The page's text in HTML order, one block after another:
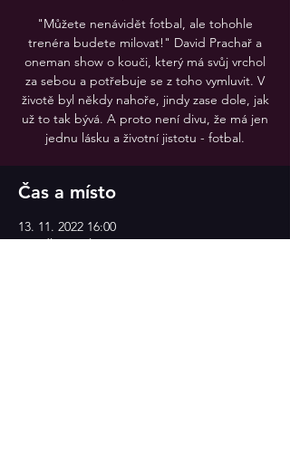
"Můžete nenávidět fotbal, ale tohohle
trenéra budete milovat!" David Prachař a
oneman show o kouči, který má svůj vrchol
za sebou a potřebuje se z toho vymluvit. V
životě byl někdy nahoře, jindy zase dole, jak
už to tak bývá. A proto není divu, že má jen
jednu lásku a životní jistotu - fotbal.
Čas a místo
13. 11. 2022 16:00
Divadlo v Celetné